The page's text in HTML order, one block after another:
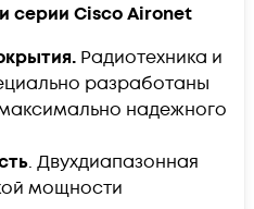
серии Cisco Aironet
Радиотехника и
разработаны
надежного
. Двухдиапазонная
мощности